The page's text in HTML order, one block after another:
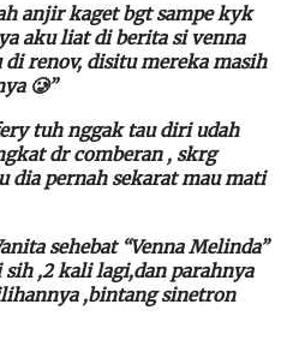
anjir kaget bgt sampe kyk
aku liat di berita si venna
renov, disitu mereka masih
🥲”
tuh nggak tau diri udah
dr comberan , skrg
dia pernah sekarat mau mati
sehebat “Venna Melinda”
,2 kali lagi,dan parahnya
,bintang sinetron